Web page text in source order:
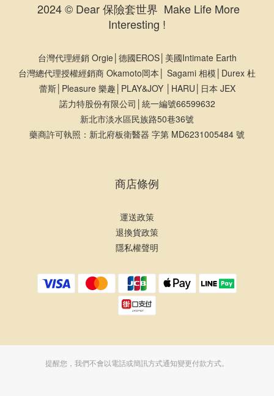
2024 © Dear 保險套世界 Make Life More
Interesting !
台灣代理經銷 Orgie│德國EROS│美國Intimate Earth
台灣總代理授權經銷商 Okamoto岡本│ Sagami 相模│Durex 杜
蕾斯│Pleasure 樂趣│PLAY&JOY │HARU│日本 JEX
諾力特股份有限公司│統一編號66599632
新北市淡水區民族路50巷36號
藥商許可執照：新北府板衛醫器 字第 MD6231005484 號
商店條例
運送政策
退換貨政策
隱私權聲明
提醒您，我們不會以電話或簡訊方式通知變更付款方式。